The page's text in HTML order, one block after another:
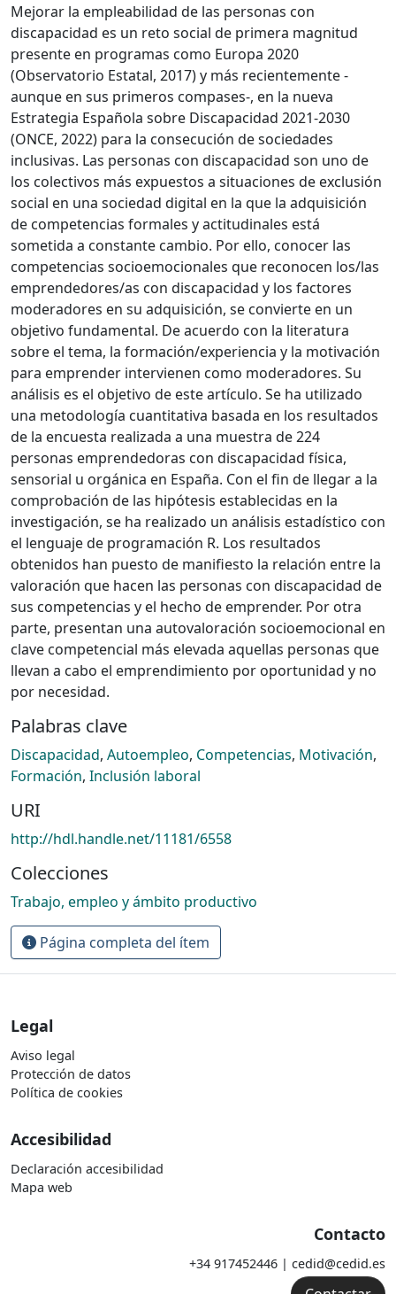
Mejorar la empleabilidad de las personas con
discapacidad es un reto social de primera magnitud
presente en programas como Europa 2020
(Observatorio Estatal, 2017) y más recientemente -
aunque en sus primeros compases-, en la nueva
Estrategia Española sobre Discapacidad 2021-2030
(ONCE, 2022) para la consecución de sociedades
inclusivas. Las personas con discapacidad son uno de
los colectivos más expuestos a situaciones de exclusión
social en una sociedad digital en la que la adquisición
de competencias formales y actitudinales está
sometida a constante cambio. Por ello, conocer las
competencias socioemocionales que reconocen los/las
emprendedores/as con discapacidad y los factores
moderadores en su adquisición, se convierte en un
objetivo fundamental. De acuerdo con la literatura
sobre el tema, la formación/experiencia y la motivación
para emprender intervienen como moderadores. Su
análisis es el objetivo de este artículo. Se ha utilizado
una metodología cuantitativa basada en los resultados
de la encuesta realizada a una muestra de 224
personas emprendedoras con discapacidad física,
sensorial u orgánica en España. Con el fin de llegar a la
comprobación de las hipótesis establecidas en la
investigación, se ha realizado un análisis estadístico con
el lenguaje de programación R. Los resultados
obtenidos han puesto de manifiesto la relación entre la
valoración que hacen las personas con discapacidad de
sus competencias y el hecho de emprender. Por otra
parte, presentan una autovaloración socioemocional en
clave competencial más elevada aquellas personas que
llevan a cabo el emprendimiento por oportunidad y no
por necesidad.
Palabras clave
Discapacidad, Autoempleo, Competencias, Motivación,
Formación, Inclusión laboral
URI
http://hdl.handle.net/11181/6558
Colecciones
Trabajo, empleo y ámbito productivo
Página completa del ítem
Legal
Aviso legal
Protección de datos
Política de cookies
Accesibilidad
Declaración accesibilidad
Mapa web
Contacto
+34 917452446 | cedid@cedid.es